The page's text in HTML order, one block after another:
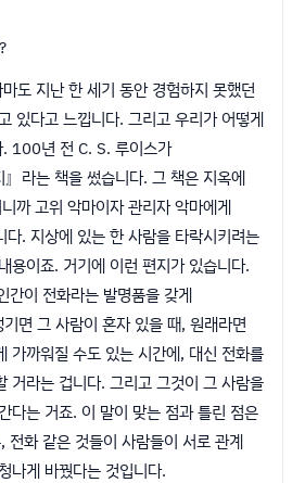
도 지난 한 세기 동안 경험하지 못했던
있다고 느낍니다. 그리고 우리가 어떻게
. 100년 전 C. S. 루이스가
』라는 책을 썼습니다. 그 책은 지옥에
까 고위 악마이자 관리자 악마에게
다. 지상에 있는 한 사람을 타락시키려는
용이죠. 거기에 이런 편지가 있습니다.
간이 전화라는 발명품을 갖게
면 그 사람이 혼자 있을 때, 원래라면
가까워질 수도 있는 시간에, 대신 전화를
거라는 겁니다. 그리고 그것이 그 사람을
다는 거죠. 이 말이 맞는 점과 틀린 점은
전화 같은 것들이 사람들이 서로 관계
나게 바꿨다는 것입니다.